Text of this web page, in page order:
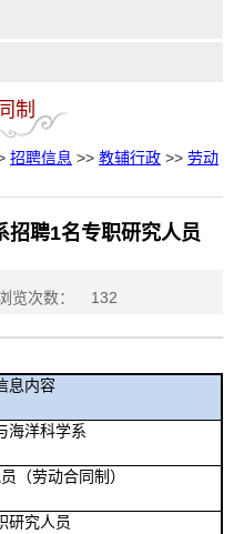
制
招聘信息 >> 教辅行政 >> 劳动
招聘1名专职研究人员
览次数： 132
息内容
海洋科学系
（劳动合同制）
研究人员